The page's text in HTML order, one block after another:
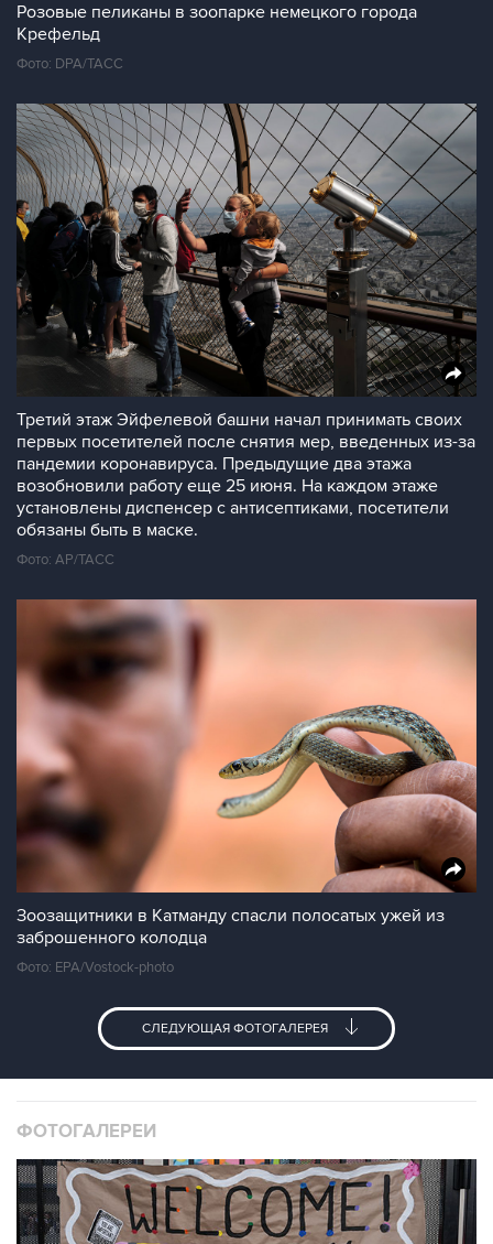
Розовые пеликаны в зоопарке немецкого города
Крефельд
Фото: DPA/ТАСС
Третий этаж Эйфелевой башни начал принимать своих
первых посетителей после снятия мер, введенных из-за
пандемии коронавируса. Предыдущие два этажа
возобновили работу еще 25 июня. На каждом этаже
установлены диспенсер с антисептиками, посетители
обязаны быть в маске.
Фото: АР/ТАСС
Зоозащитники в Катманду спасли полосатых ужей из
заброшенного колодца
Фото: EPA/Vostock-photo
СЛЕДУЮЩАЯ ФОТОГАЛЕРЕЯ
ФОТОГАЛЕРЕИ